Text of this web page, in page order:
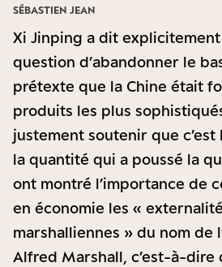
Xi Jinping a dit explicitement
question d’abandonner le
prétexte que la Chine était
produits les plus
justement soutenir que c’est
la quantité qui a poussé la
ont montré l’importance de
en économie les «
marshalliennes » du nom de
Alfred Marshall, c’est-à-dire
SÉBASTIEN JEAN